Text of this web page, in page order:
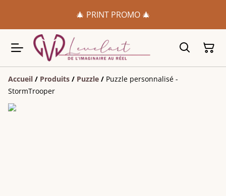
🎄 PRINT PROMO 🎄
Accueil / Produits / Puzzle / Puzzle personnalisé -
StormTrooper